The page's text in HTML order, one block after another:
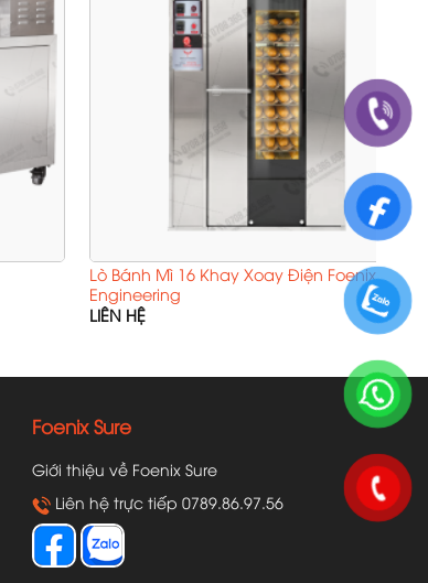
Lò Bánh Mì 16 Khay Xoay Điện Foenix
Engineering
LIÊN HỆ
Foenix Sure
Giới thiệu về Foenix Sure
Liên hệ trực tiếp 0789.86.97.56